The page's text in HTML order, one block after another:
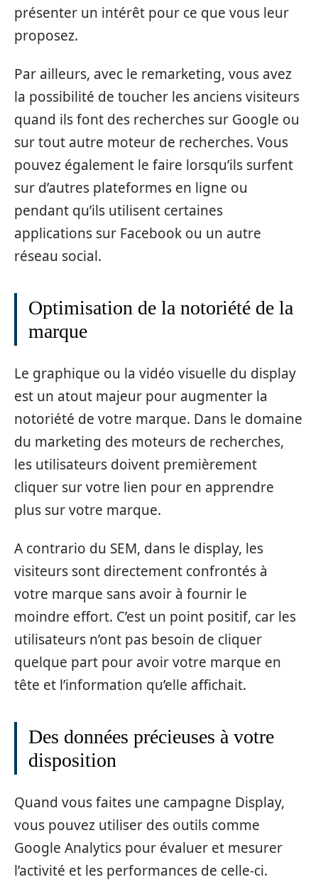
présenter un intérêt pour ce que vous leur
proposez.
Par ailleurs, avec le remarketing, vous avez
la possibilité de toucher les anciens visiteurs
quand ils font des recherches sur Google ou
sur tout autre moteur de recherches. Vous
pouvez également le faire lorsqu’ils surfent
sur d’autres plateformes en ligne ou
pendant qu’ils utilisent certaines
applications sur Facebook ou un autre
réseau social.
Optimisation de la notoriété de la
marque
Le graphique ou la vidéo visuelle du display
est un atout majeur pour augmenter la
notoriété de votre marque. Dans le domaine
du marketing des moteurs de recherches,
les utilisateurs doivent premièrement
cliquer sur votre lien pour en apprendre
plus sur votre marque.
A contrario du SEM, dans le display, les
visiteurs sont directement confrontés à
votre marque sans avoir à fournir le
moindre effort. C’est un point positif, car les
utilisateurs n’ont pas besoin de cliquer
quelque part pour avoir votre marque en
tête et l’information qu’elle affichait.
Des données précieuses à votre
disposition
Quand vous faites une campagne Display,
vous pouvez utiliser des outils comme
Google Analytics pour évaluer et mesurer
l’activité et les performances de celle-ci.